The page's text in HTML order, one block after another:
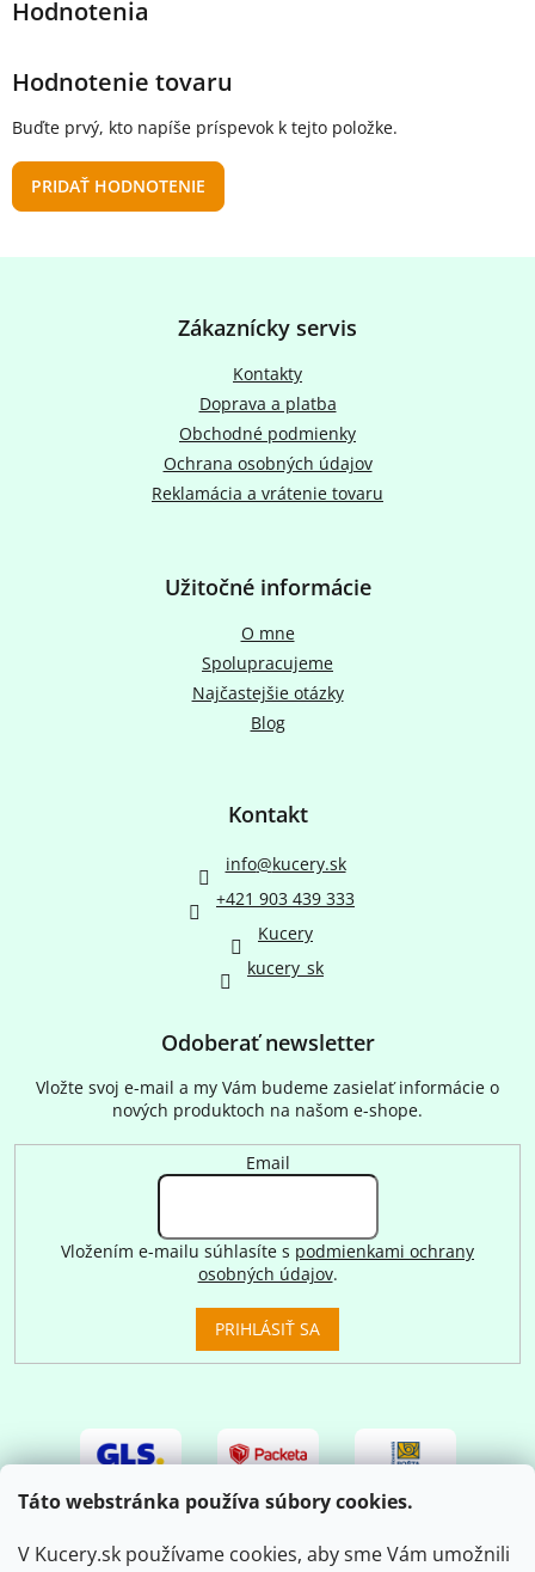
Táto webstránka používa súbory cookies.
V Kucery.sk používame cookies, aby sme Vám umožnili
Hodnotenie tovaru
Buďte prvý, kto napíše príspevok k tejto položke.
PRIDAŤ HODNOTENIE
Zákaznícky servis
Kontakty
Doprava a platba
Obchodné podmienky
Ochrana osobných údajov
Reklamácia a vrátenie tovaru
Užitočné informácie
O mne
Spolupracujeme
Najčastejšie otázky
Blog
Kontakt
info@kucery.sk
+421 903 439 333
Kucery
kucery_sk
Odoberať newsletter
Vložte svoj e-mail a my Vám budeme zasielať informácie o
nových produktoch na našom e-shope.
Email
Vložením e-mailu súhlasíte s podmienkami ochrany
osobných údajov.
PRIHLÁSIŤ SA